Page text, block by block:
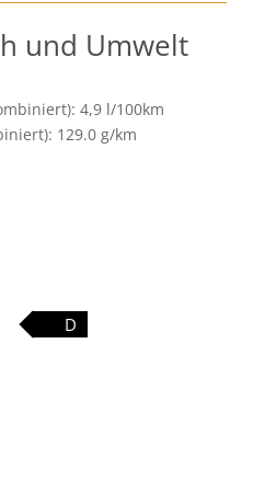
und Umwelt
4,9 l/100km
129.0 g/km
D